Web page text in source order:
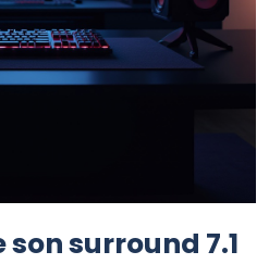
surround 7.1